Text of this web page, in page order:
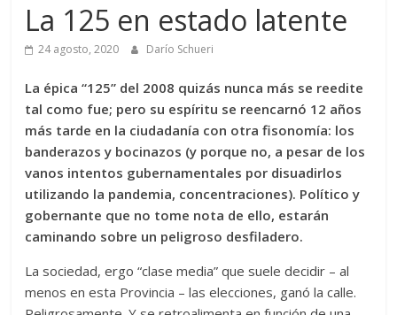
La 125 en estado latente
24 agosto, 2020 Darío Schueri
La épica “125” del 2008 quizás nunca más se reedite
tal como fue; pero su espíritu se reencarnó 12 años
más tarde en la ciudadanía con otra fisonomía: los
banderazos y bocinazos (y porque no, a pesar de los
vanos intentos gubernamentales por disuadirlos
utilizando la pandemia, concentraciones). Político y
gobernante que no tome nota de ello, estarán
caminando sobre un peligroso desfiladero.
La sociedad, ergo “clase media” que suele decidir – al
menos en esta Provincia – las elecciones, ganó la calle.